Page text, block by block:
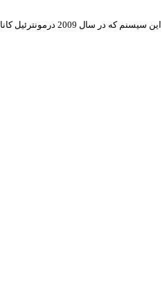
این سیسنم که در سال 2009 درمونترئیل کانادا راه اندازی شده حدود 300 ایستگاه دوچرخه با 3000